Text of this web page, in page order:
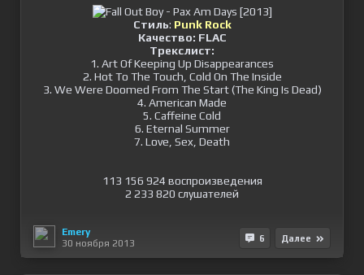
Стиль: Punk Rock
Качество: FLAC
Трекcлист:
1. Art Of Keeping Up Disappearances
2. Hot To The Touch, Cold On The Inside
3. We Were Doomed From The Start (The King Is Dead)
4. American Made
5. Caffeine Cold
6. Eternal Summer
7. Love, Sex, Death
113 156 924 воспроизведения
2 233 820 cлушателей
Emery
30 ноября 2013
6 Далее